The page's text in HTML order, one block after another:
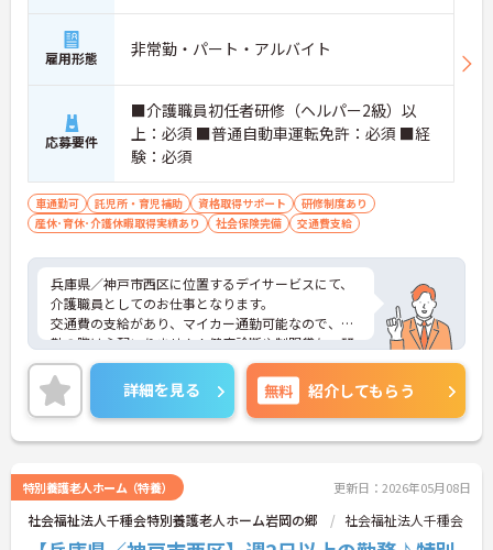
雇用形態 非常勤・パート・アルバイト
応募要件
■介護職員初任者研修（ヘルパー2級）以
上：必須 ■普通自動車運転免許：必須 ■経
験：必須
車通勤可 託児所・育児補助 資格取得サポート
研修制度あり
産休･育休･介護休暇取得実績あり
社会保険完備 交通費支給
兵庫県／神戸市西区に位置するデイサービスにて、
介護職員としてのお仕事となります。
交通費の支給があり、マイカー通勤可能なので、通
勤の際は心配いりません！健康診断や制服貸与、研
修制度など充実した待遇が備わっている環境です！
ご興味ある方は面接ポイントをお伝えしますので、
お気軽にお問い合わせください♪
詳細を見る 無料 紹介してもらう
特別養護老人ホーム（特養） 更新日：2026年05月08日
社会福祉法人千種会特別養護老人ホーム岩岡の郷 社会福祉法人千種会